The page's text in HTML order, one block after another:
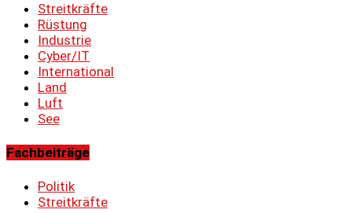
Streitkräfte
Rüstung
Industrie
Cyber/IT
International
Land
Luft
See
Fachbeiträge
Politik
Streitkräfte